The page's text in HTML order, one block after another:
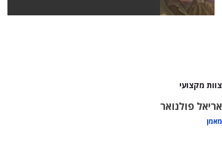
צוות מקצועי
אריאל פולנואר
מאמן